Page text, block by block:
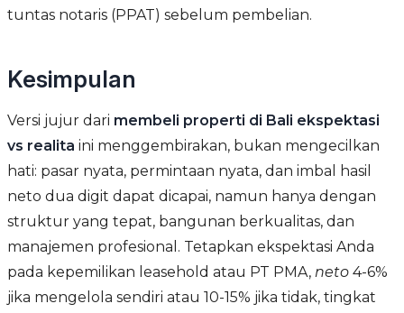
tuntas notaris (PPAT) sebelum pembelian.
Kesimpulan
Versi jujur dari membeli properti di Bali ekspektasi
vs realita ini menggembirakan, bukan mengecilkan
hati: pasar nyata, permintaan nyata, dan imbal hasil
neto dua digit dapat dicapai, namun hanya dengan
struktur yang tepat, bangunan berkualitas, dan
manajemen profesional. Tetapkan ekspektasi Anda
pada kepemilikan leasehold atau PT PMA, neto 4-6%
jika mengelola sendiri atau 10-15% jika tidak, tingkat